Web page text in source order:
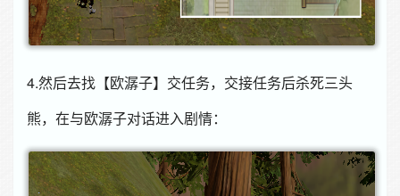
4.然后去找【欧潺子】交任务，交接任务后杀死三头
熊，在与欧潺子对话进入剧情：